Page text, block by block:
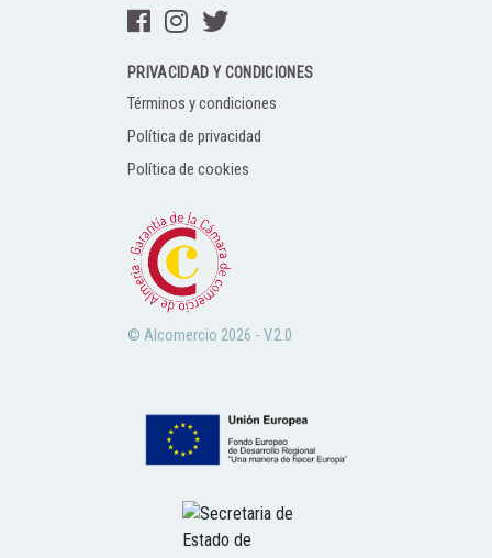
© Alcomercio 2026 - V.2.0
PRIVACIDAD Y CONDICIONES
Términos y condiciones
Política de privacidad
Política de cookies